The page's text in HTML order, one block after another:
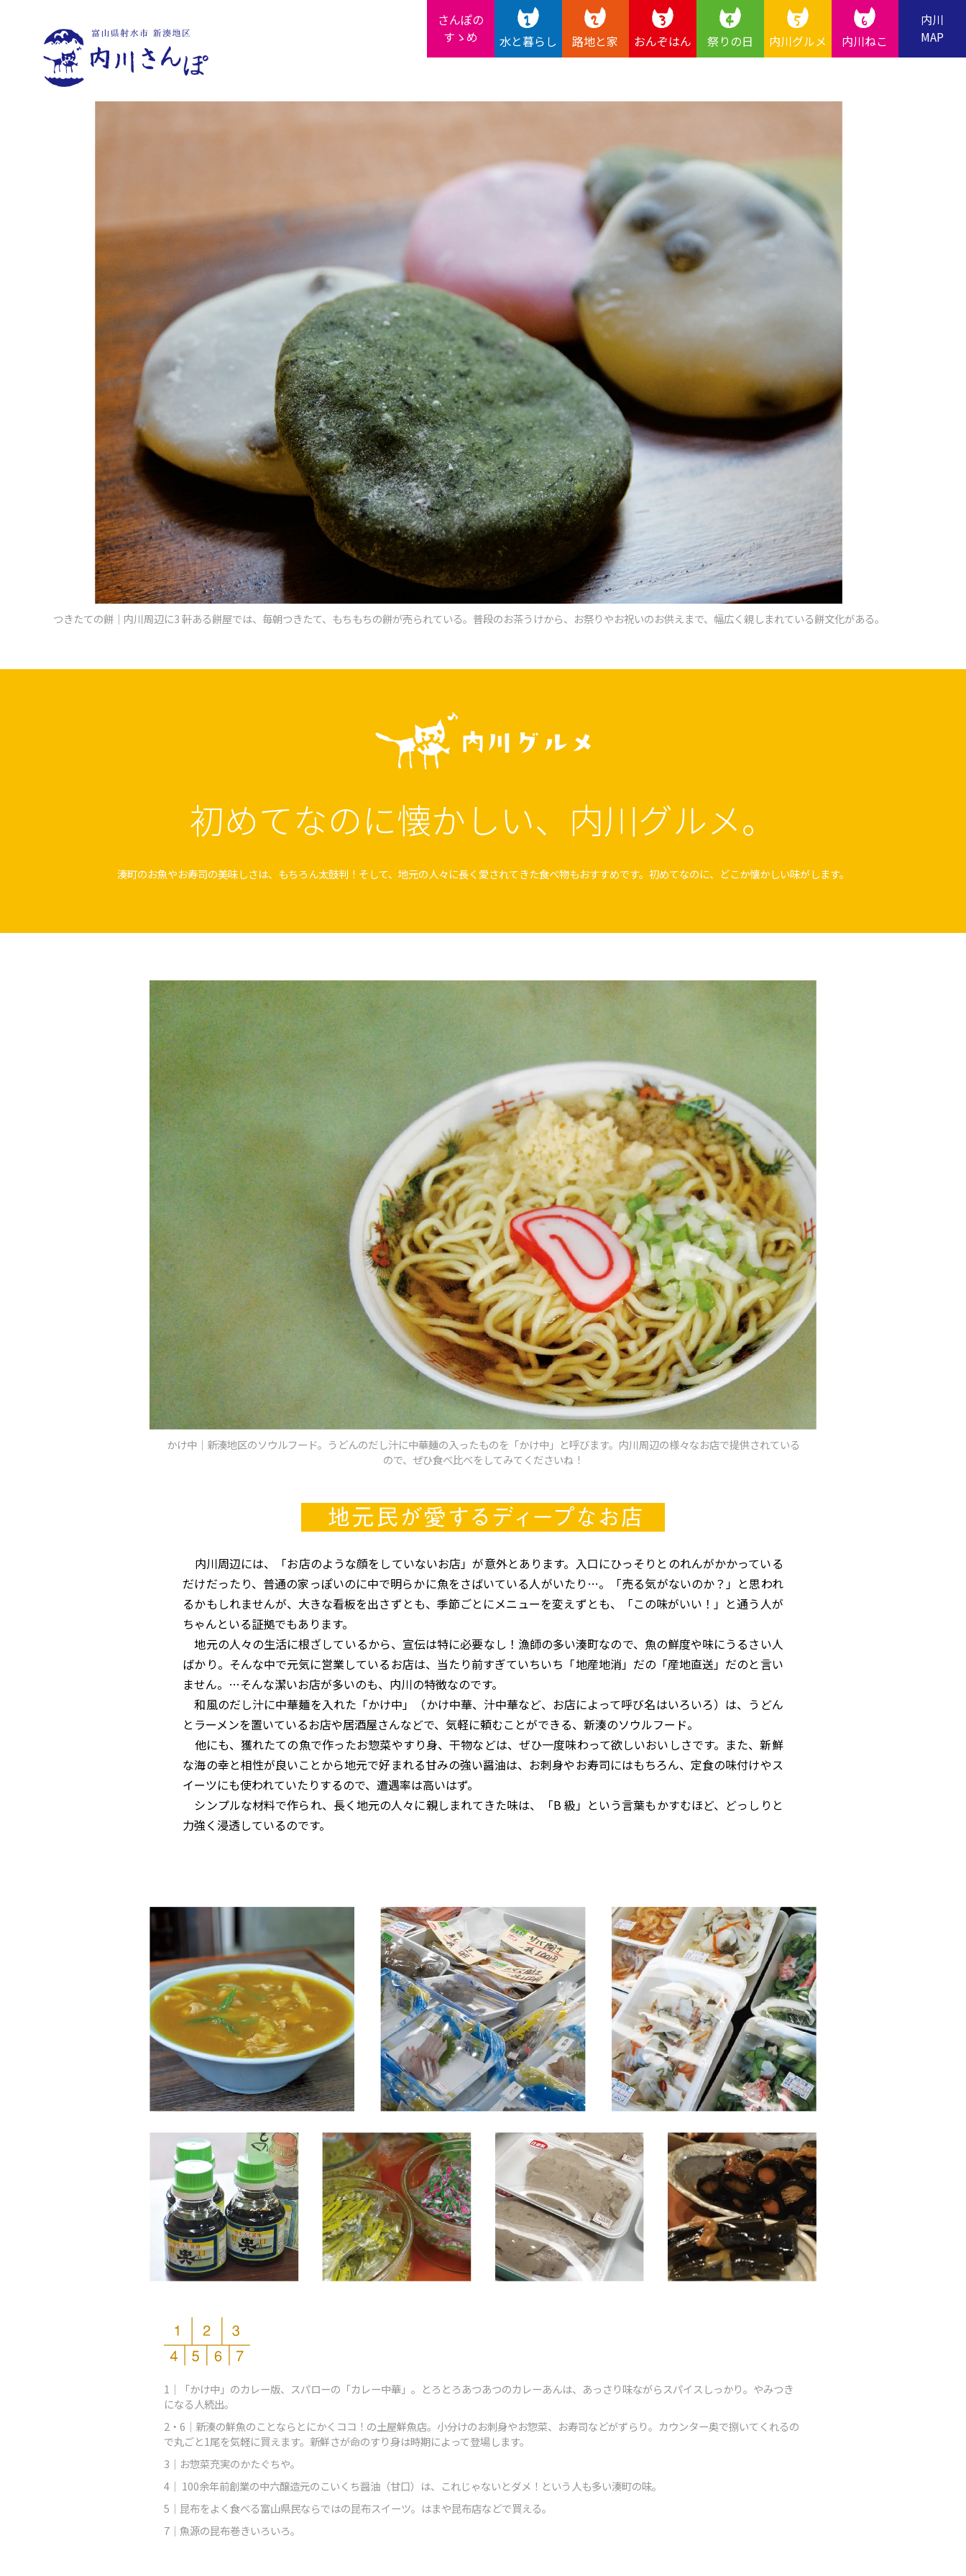
さんぽの
すゝめ
水と暮らし 路地と家 おんぞはん 祭りの日 内川グルメ 内川ねこ
内川
MAP
つきたての餅｜内川周辺に3 軒ある餅屋では、毎朝つきたて、もちもちの餅が売られている。 普段のお茶うけから、お祭りやお祝いのお供えまで、幅広く親しまれている餅文化がある。
初めてなのに懐かしい、 内川グルメ。
湊町のお魚やお寿司の美味しさは、もちろん太鼓判！そして、地元の人々に長く愛されてきた食べ物もおすすめです。初めてなのに、どこか懐かしい味がします。
かけ中｜新湊地区のソウルフード。うどんのだし汁に中華麺の入ったものを「かけ中」と呼びます。 内川周辺の様々なお店で提供されている
ので、ぜひ食べ比べをしてみてくださいね！
内川周辺には、「お店のような顔をしていないお店」が意外とあります。入口にひっそりとのれんがかかっている
だけだったり、普通の家っぽいのに中で明らかに魚をさばいている人がいたり…。「売る気がないのか？」と思われ
るかもしれませんが、大きな看板を出さずとも、季節ごとにメニューを変えずとも、「この味がいい！」と通う人が
ちゃんといる証拠でもあります。
地元の人々の生活に根ざしているから、宣伝は特に必要なし！漁師の多い湊町なので、魚の鮮度や味にうるさい人
ばかり。そんな中で元気に営業しているお店は、当たり前すぎていちいち「地産地消」だの「産地直送」だのと言い
ません。…そんな潔いお店が多いのも、内川の特徴なのです。
和風のだし汁に中華麺を入れた「かけ中」（かけ中華、汁中華など、お店によって呼び名はいろいろ）は、うどん
とラーメンを置いているお店や居酒屋さんなどで、気軽に頼むことができる、新湊のソウルフード。
他にも、獲れたての魚で作ったお惣菜やすり身、干物などは、ぜひ一度味わって欲しいおいしさです。また、新鮮
な海の幸と相性が良いことから地元で好まれる甘みの強い醤油は、お刺身やお寿司にはもちろん、定食の味付けやス
イーツにも使われていたりするので、遭遇率は高いはず。
シンプルな材料で作られ、長く地元の人々に親しまれてきた味は、「B 級」という言葉もかすむほど、どっしりと
力強く浸透しているのです。
1｜「かけ中」のカレー版、スパローの「カレー中華」。とろとろあつあつのカレーあんは、あっさり味ながらスパイスしっかり。やみつき
になる人続出。
2・6｜新湊の鮮魚のことならとにかくココ！の土屋鮮魚店。小分けのお刺身やお惣菜、お寿司などがずらり。カウンター奥で捌いてくれるの
で丸ごと1尾を気軽に買えます。新鮮さが命のすり身は時期によって登場します。
3｜お惣菜充実のかたぐちや。
4｜ 100余年前創業の中六醸造元のこいくち醤油（甘口）は、これじゃないとダメ！という人も多い湊町の味。
5｜昆布をよく食べる富山県民ならではの昆布スイーツ。はまや昆布店などで買える。
7｜魚源の昆布巻きいろいろ。